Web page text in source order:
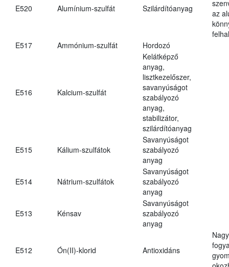
E520 Alumínium-szulfát Szilárdítóanyag
az
E517
Ammónium-szulfát Hordozó
E516 Kalcium-szulfát
Kelátképző
anyag,
lisztkezelőszer,
savanyúságot
szabályozó
anyag,
stabilizátor,
szilárdítóanyag
E515 Kálium-szulfátok
Savanyúságot
szabályozó
anyag
E514 Nátrium-szulfátok
Savanyúságot
szabályozó
anyag
E513 Kénsav
Savanyúságot
szabályozó
anyag
E512 Ón(II)-klorid Antioxidáns